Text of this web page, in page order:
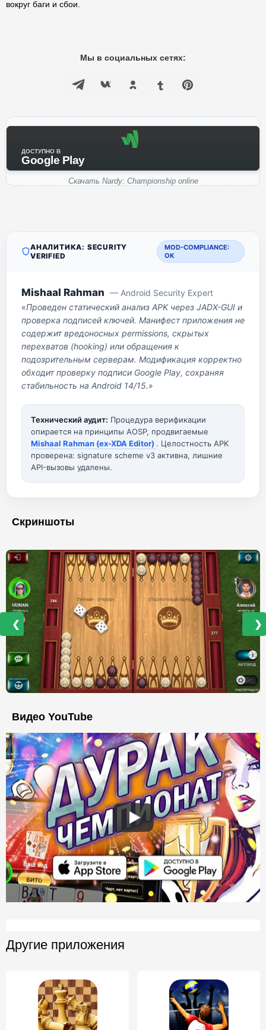
вокруг баги и сбои.
Мы в социальных сетях:
ДОСТУПНО В
Google Play
Скачать Nardy: Championship online
АНАЛИТИКА: SECURITY
VERIFIED
MOD-COMPLIANCE:
OK
Mishaal Rahman — Android Security Expert
«Проведен статический анализ APK через JADX-GUI и
проверка подписей ключей. Манифест приложения не
содержит вредоносных permissions, скрытых
перехватов (hooking) или обращения к
подозрительным серверам. Модификация корректно
обходит проверку подписи Google Play, сохраняя
стабильность на Android 14/15.»
Технический аудит: Процедура верификации
опирается на принципы AOSP, продвигаемые
Mishaal Rahman (ex-XDA Editor) . Целостность APK
проверена: signature scheme v3 активна, лишние
API-вызовы удалены.
Скриншоты
❮ ❯
Видео YouTube
Другие приложения